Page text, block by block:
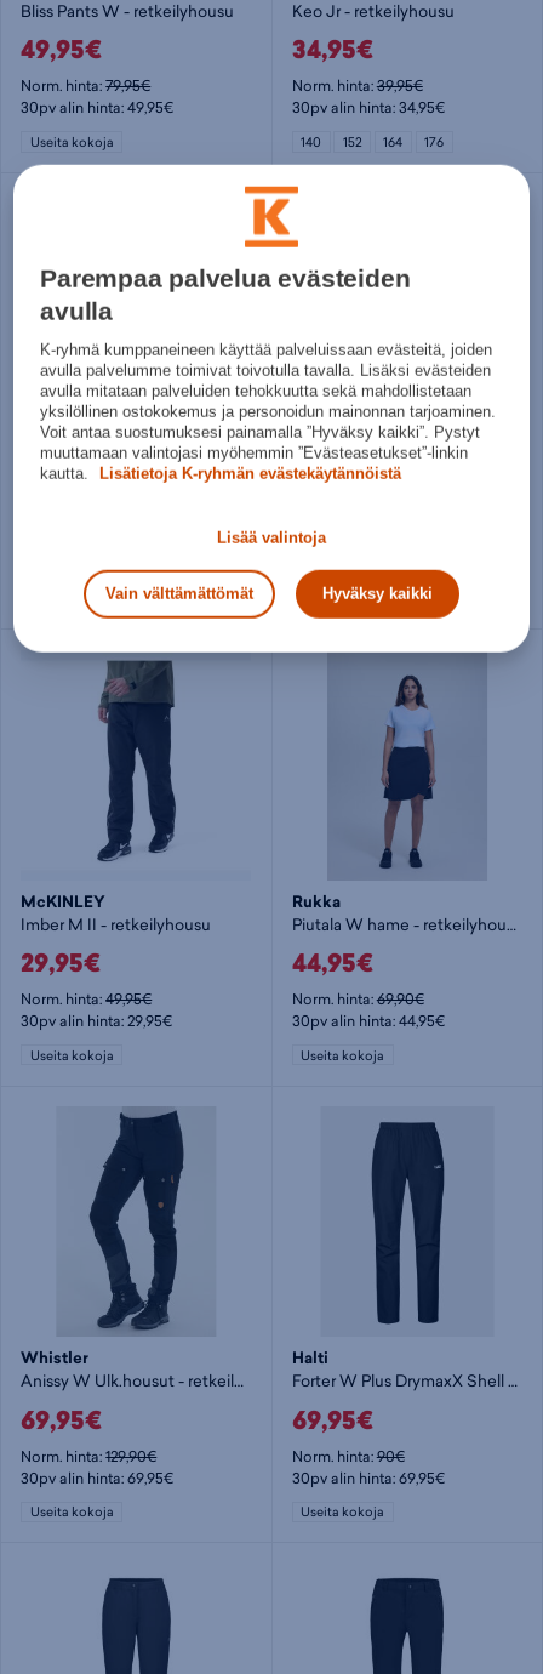
Bliss Pants W - retkeilyhousu
49,95€
Norm. hinta:79,95€
30pv alin hinta: 49,95€
Useita kokoja
Keo Jr - retkeilyhousu
34,95€
Norm. hinta:39,95€
30pv alin hinta: 34,95€
140 152 164 176
Halti
Leisti Naisten Recy Long DrymaxX Kuorihousut - retkeilyhousu
30pv alin hinta: 79,95€
Useita kokoja
Icepeak
Athol M - retkeilyhousu
Norm. hinta:
30pv alin hinta: 40€
Useita kokoja
McKINLEY
Imber M II - retkeilyhousu
29,95€
Norm. hinta:49,95€
30pv alin hinta: 29,95€
Useita kokoja
Rukka
Piutala W hame - retkeilyhousu
44,95€
Norm. hinta:69,90€
30pv alin hinta: 44,95€
Useita kokoja
Whistler
Anissy W Ulk.housut - retkeilyhousu
69,95€
Norm. hinta:129,90€
30pv alin hinta: 69,95€
Useita kokoja
Halti
Forter W Plus DrymaxX Shell Pants - retkeilyhousu
69,95€
Norm. hinta:90€
30pv alin hinta: 69,95€
Useita kokoja
Parempaa palvelua evästeiden
avulla
K-ryhmä kumppaneineen käyttää palveluissaan evästeitä, joiden
avulla palvelumme toimivat toivotulla tavalla. Lisäksi evästeiden
avulla mitataan palveluiden tehokkuutta sekä mahdollistetaan
yksilöllinen ostokokemus ja personoidun mainonnan tarjoaminen.
Voit antaa suostumuksesi painamalla ”Hyväksy kaikki”. Pystyt
muuttamaan valintojasi myöhemmin ”Evästeasetukset”-linkin
kautta.
Lisätietoja K-ryhmän evästekäytännöistä
Lisää valintoja
Vain välttämättömät Hyväksy kaikki